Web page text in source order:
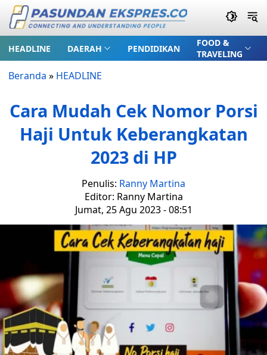
HEADLINE DAERAH PENDIDIKAN
FOOD &
TRAVELING
Beranda » HEADLINE
Cara Mudah Cek Nomor Porsi
Haji Untuk Keberangkatan
2023 di HP
Penulis: Ranny Martina
Editor: Ranny Martina
Jumat, 25 Agu 2023 - 08:51